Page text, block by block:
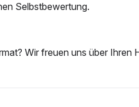
Selbstbewertung.
Wir freuen uns über Ihren